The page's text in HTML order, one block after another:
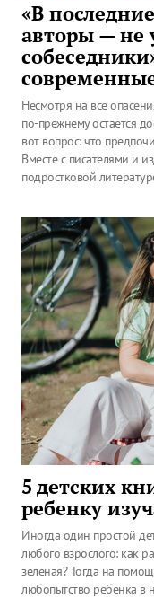
«В
авторы — не
Несмотря на все
по-прежнему остается
вот вопрос: что
Вместе с писателями и
подростковой
5 детских
ребенку
Иногда один простой
любого взрослого: как
зеленая? Тогда на
любопытство ребенка в